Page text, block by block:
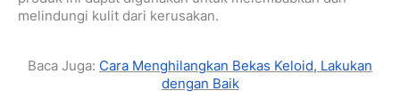
melindungi kulit dari kerusakan.
Baca Juga: Cara Menghilangkan Bekas Keloid, Lakukan
dengan Baik